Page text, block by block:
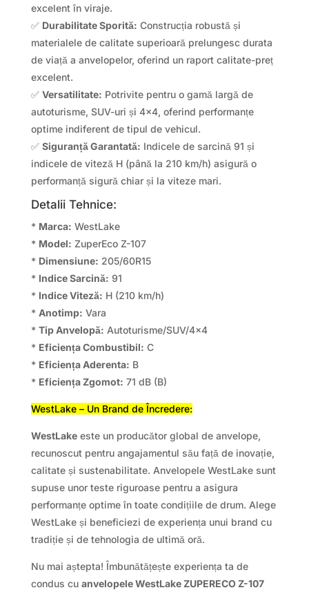
excelent în viraje.
✅ Durabilitate Sporită: Construcția robustă și
materialele de calitate superioară prelungesc durata
de viață a anvelopelor, oferind un raport calitate-preț
excelent.
✅ Versatilitate: Potrivite pentru o gamă largă de
autoturisme, SUV-uri și 4×4, oferind performanțe
optime indiferent de tipul de vehicul.
✅ Siguranță Garantată: Indicele de sarcină 91 și
indicele de viteză H (până la 210 km/h) asigură o
performanță sigură chiar și la viteze mari.
Detalii Tehnice:
* Marca: WestLake
* Model: ZuperEco Z-107
* Dimensiune: 205/60R15
* Indice Sarcină: 91
* Indice Viteză: H (210 km/h)
* Anotimp: Vara
* Tip Anvelopă: Autoturisme/SUV/4×4
* Eficiența Combustibil: C
* Eficiența Aderenta: B
* Eficiența Zgomot: 71 dB (B)
WestLake – Un Brand de Încredere:
WestLakeeste un producător global de anvelope,
recunoscut pentru angajamentul său față de inovație,
calitate și sustenabilitate. Anvelopele WestLake sunt
supuse unor teste riguroase pentru a asigura
performanțe optime în toate condițiile de drum. Alege
WestLake și beneficiezi de experiența unui brand cu
tradiție și de tehnologia de ultimă oră.
Nu mai aștepta! Îmbunătățește experiența ta de
condus cu anvelopele WestLake ZUPERECO Z-107